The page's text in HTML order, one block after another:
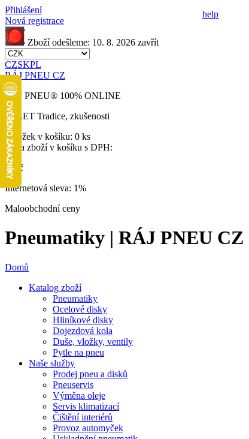
Přihlášení
Nová registrace
Zboží odešleme: 10. 8. 2026 zavřít
CZSKPL
RÁJ PNEU CZ
RÁJ PNEU® 100% ONLINE
32 LET Tradice, zkušenosti
Položek v košíku: 0 ks
Cena zboží v košíku s DPH:
0 Kč
Internetová sleva: 1%
Maloobchodní ceny
Pneumatiky | RÁJ PNEU CZ
Domů
Katalog zboží
Pneumatiky
Ocelové disky
Hliníkové disky
Dojezdová kola
Duše, vložky, ventily
Pytle na pneu
Naše služby
Prodej pneu a disků
Pneuservis
Výměna oleje
Servis klimatizací
Čištění interiérů
Provoz automyček
help